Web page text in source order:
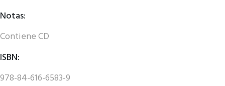
Notas:
Contiene CD
ISBN:
978-84-616-6583-9